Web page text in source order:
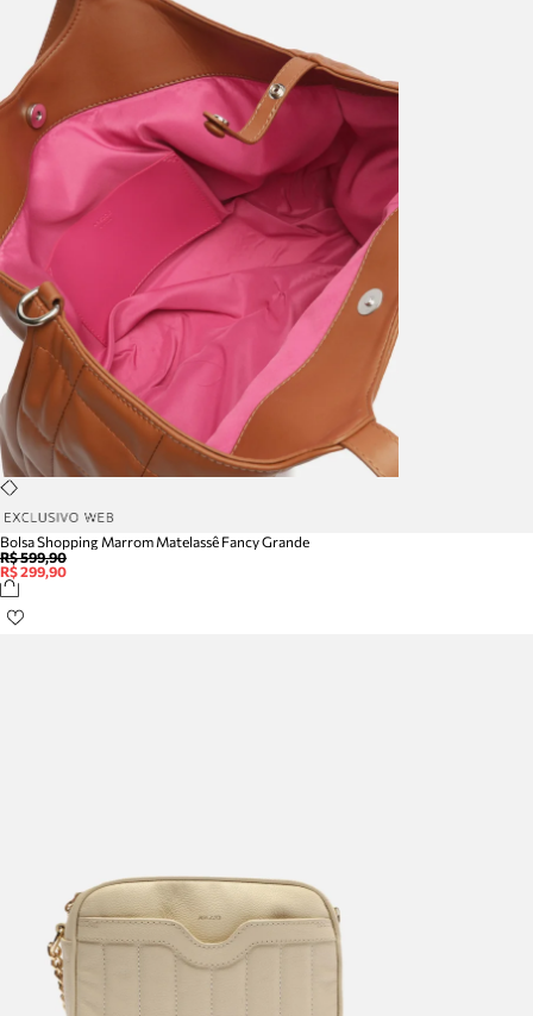
Bolsa Shopping Marrom Matelassê Fancy Grande
R$ 599,90
R$ 299,90